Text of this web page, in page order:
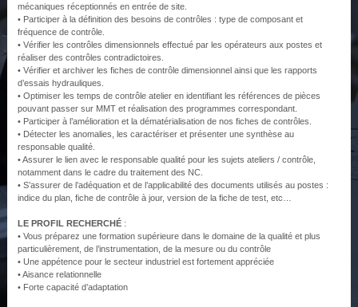
mécaniques réceptionnés en entrée de site.
• Participer à la définition des besoins de contrôles : type de composant et
fréquence de contrôle.
• Vérifier les contrôles dimensionnels effectué par les opérateurs aux postes et
réaliser des contrôles contradictoires.
• Vérifier et archiver les fiches de contrôle dimensionnel ainsi que les rapports
d’essais hydrauliques.
• Optimiser les temps de contrôle atelier en identifiant les références de pièces
pouvant passer sur MMT et réalisation des programmes correspondant.
• Participer à l’amélioration et la dématérialisation de nos fiches de contrôles.
• Détecter les anomalies, les caractériser et présenter une synthèse au
responsable qualité.
• Assurer le lien avec le responsable qualité pour les sujets ateliers / contrôle,
notamment dans le cadre du traitement des NC.
• S’assurer de l’adéquation et de l’applicabilité des documents utilisés au postes :
indice du plan, fiche de contrôle à jour, version de la fiche de test, etc…
LE PROFIL RECHERCHÉ:
• Vous préparez une formation supérieure dans le domaine de la qualité et plus
particulièrement, de l’instrumentation, de la mesure ou du contrôle
• Une appétence pour le secteur industriel est fortement appréciée
• Aisance relationnelle
• Forte capacité d’adaptation